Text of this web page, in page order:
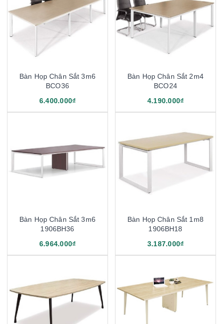
Bàn Họp Chân Sắt 3m6
BCO36
6.400.000₫
Bàn Họp Chân Sắt 2m4
BCO24
4.190.000₫
Bàn Họp Chân Sắt 3m6
1906BH36
6.964.000₫
Bàn Họp Chân Sắt 1m8
1906BH18
3.187.000₫